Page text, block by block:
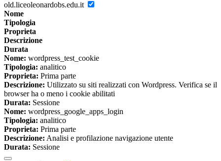
old.liceoleonardobs.edu.it
Nome
Tipologia
Proprieta
Descrizione
Durata
Nome: wordpress_test_cookie
Tipologia: analitico
Proprieta: Prima parte
Descrizione: Utilizzato su siti realizzati con Wordpress. Verifica se il
browser ha o meno i cookie abilitati
Durata: Sessione
Nome: wordpress_google_apps_login
Tipologia: analitico
Proprieta: Prima parte
Descrizione: Analisi e profilazione navigazione utente
Durata: Sessione